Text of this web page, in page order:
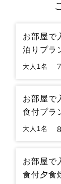
お部屋で
泊りプラ
大人1名
お部屋で
食付プラ
大人1名
お部屋で
食付夕食